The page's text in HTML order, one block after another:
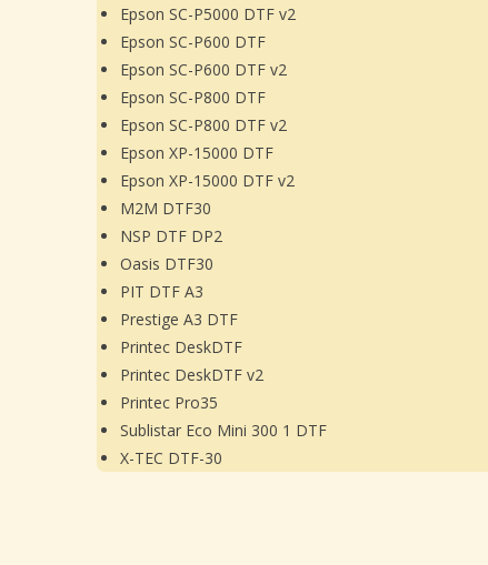
Epson SC-P5000 DTF v2
Epson SC-P600 DTF
Epson SC-P600 DTF v2
Epson SC-P800 DTF
Epson SC-P800 DTF v2
Epson XP-15000 DTF
Epson XP-15000 DTF v2
M2M DTF30
NSP DTF DP2
Oasis DTF30
PIT DTF A3
Prestige A3 DTF
Printec DeskDTF
Printec DeskDTF v2
Printec Pro35
Sublistar Eco Mini 300 1 DTF
X-TEC DTF-30